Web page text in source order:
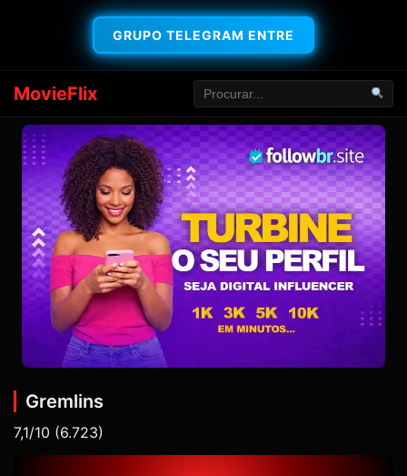
GRUPO TELEGRAM ENTRE
MovieFlix
Gremlins
7,1/10 (6.723)